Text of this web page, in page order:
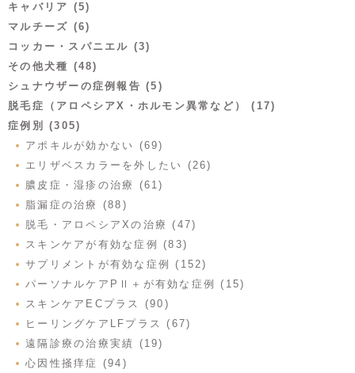
キャバリア (5)
マルチーズ (6)
コッカー・スパニエル (3)
その他犬種 (48)
シュナウザーの症例報告 (5)
脱毛症（アロペシアX・ホルモン異常など） (17)
症例別 (305)
アポキルが効かない (69)
エリザベスカラーを外したい (26)
膿皮症・湿疹の治療 (61)
脂漏症の治療 (88)
脱毛・アロペシアXの治療 (47)
スキンケアが有効な症例 (83)
サプリメントが有効な症例 (152)
パーソナルケアPⅡ＋が有効な症例 (15)
スキンケアECプラス (90)
ヒーリングケアLFプラス (67)
遠隔診療の治療実績 (19)
心因性掻痒症 (94)